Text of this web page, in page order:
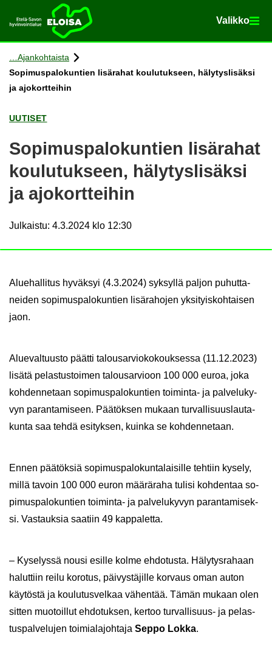
Etusi­vu Va­lik­ko
Va­lik­ko
Siir­ry si­säl­töön
Ajan­koh­tais­ta
So­pi­mus­pa­lo­kun­tien li­sä­ra­hat kou­lu­tuk­seen, hä­ly­tys­li­säk­si
ja ajo­kort­tei­hin
UU­TI­SET
So­pi­mus­pa­lo­kun­tien li­sä­ra­hat
kou­lu­tuk­seen, hä­ly­tys­li­säk­si
ja ajo­kort­tei­hin
Julkaistu: 4.3.2024 klo 12:30
Alue­hal­li­tus hy­väk­syi (4.3.2024) syk­syl­lä pal­jon pu­hut­ta­
nei­den so­pi­mus­pa­lo­kun­tien li­sä­ra­ho­jen yk­si­tyis­koh­tai­sen
jaon.
Alue­val­tuus­to päät­ti ta­lous­ar­vio­ko­kouk­ses­sa (11.12.2023)
li­sä­tä pe­las­tus­toi­men ta­lous­ar­vioon 100 000 euroa, joka
koh­den­ne­taan so­pi­mus­pa­lo­kun­tien toiminta-​ ja pal­ve­lu­ky­
vyn pa­ran­ta­mi­seen. Pää­tök­sen mu­kaan tur­val­li­suus­lau­ta­
kun­ta saa tehdä esi­tyk­sen, kuin­ka se koh­den­ne­taan.
Ennen pää­tök­siä so­pi­mus­pa­lo­kun­ta­lai­sil­le teh­tiin ky­se­ly,
millä ta­voin 100 000 euron mää­rä­ra­ha tu­li­si koh­den­taa so­
pi­mus­pa­lo­kun­tien toiminta-​ ja pal­ve­lu­ky­vyn pa­ran­ta­mi­sek­
si. Vas­tauk­sia saa­tiin 49 kap­pa­let­ta.
– Ky­se­lys­sä nousi esil­le kolme eh­do­tus­ta. Hä­ly­tys­ra­haan
ha­lut­tiin reilu ko­ro­tus, päi­vys­tä­jil­le kor­vaus oman auton
käy­tös­tä ja kou­lu­tus­vel­kaa vä­hen­tää. Tämän mu­kaan olen
sit­ten muo­toil­lut eh­do­tuk­sen, ker­too turvallisuus-​ ja pe­las­
tus­pal­ve­lu­jen toi­mia­la­joh­ta­ja Seppo Lokka.